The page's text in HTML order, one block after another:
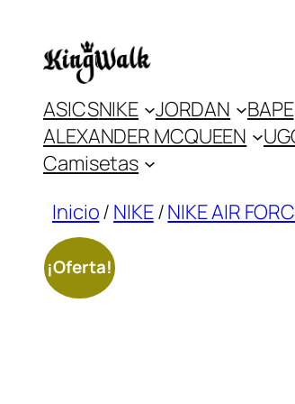
contenido
ASICSNIKE JORDAN BAPE
ALEXANDER MCQUEEN
Camisetas
Inicio/ NIKE/NIKE AIR
¡Oferta!